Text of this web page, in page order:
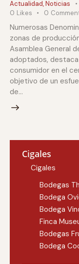
Actualidad,Noticias
0 Likes 0
Numerosas
zonas de
Asamblea General
adoptados,
consumidor en el
objetivo de un
de…
Cigales
Cigales
Bodegas
Bodega
Bodega
Finca
Bodegas
Bodega